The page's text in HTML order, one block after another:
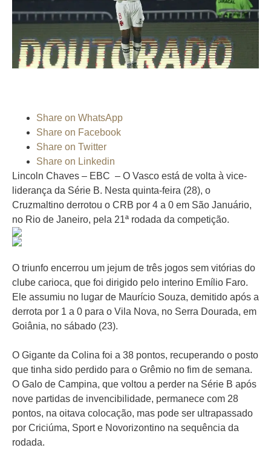
Share on WhatsApp
Share on Facebook
Share on Twitter
Share on Linkedin
Lincoln Chaves – EBC – O Vasco está de volta à vice-
liderança da Série B. Nesta quinta-feira (28), o
Cruzmaltino derrotou o CRB por 4 a 0 em São Januário,
no Rio de Janeiro, pela 21ª rodada da competição.
O triunfo encerrou um jejum de três jogos sem vitórias do
clube carioca, que foi dirigido pelo interino Emílio Faro.
Ele assumiu no lugar de Maurício Souza, demitido após a
derrota por 1 a 0 para o Vila Nova, no Serra Dourada, em
Goiânia, no sábado (23).
O Gigante da Colina foi a 38 pontos, recuperando o posto
que tinha sido perdido para o Grêmio no fim de semana.
O Galo de Campina, que voltou a perder na Série B após
nove partidas de invencibilidade, permanece com 28
pontos, na oitava colocação, mas pode ser ultrapassado
por Criciúma, Sport e Novorizontino na sequência da
rodada.